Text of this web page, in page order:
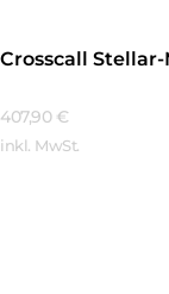
Crosscall Stellar-
407,90 €
inkl. MwSt.